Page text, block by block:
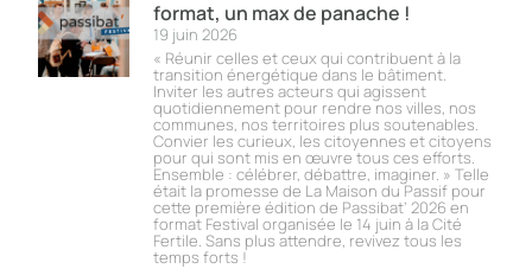
format, un max de panache !
19 juin 2026
« Réunir celles et ceux qui contribuent à la
transition énergétique dans le bâtiment.
Inviter les autres acteurs qui agissent
quotidiennement pour rendre nos villes, nos
communes, nos territoires plus soutenables.
Convier les curieux, les citoyennes et citoyens
pour qui sont mis en œuvre tous ces efforts.
Ensemble : célébrer, débattre, imaginer. » Telle
était la promesse de La Maison du Passif pour
cette première édition de Passibat’ 2026 en
format Festival organisée le 14 juin à la Cité
Fertile. Sans plus attendre, revivez tous les
temps forts !​